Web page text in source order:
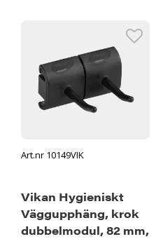
Art.nr 10149VIK
Vikan Hygieniskt
Väggupphäng, krok
dubbelmodul, 82 mm,